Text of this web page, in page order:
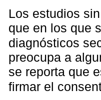
Los estudios
que en los que
diagnósticos
preocupa a
se reporta que
firmar el